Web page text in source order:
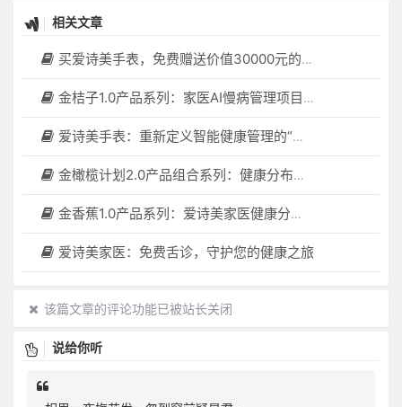
相关文章
买爱诗美手表，免费赠送价值30000元的数智化门店系统一套（含硬件）
金桔子1.0产品系列：家医AI慢病管理项目全国招募区域合伙人，低投入，高回报，长收益
爱诗美手表：重新定义智能健康管理的“医疗级守护者”
金橄榄计划2.0产品组合系列：健康分布机（健康一体机）+慢病管理系统，可落地在健康小屋，社区服务中心等等
金香蕉1.0产品系列：爱诗美家医健康分布机，健康一体机，社区服务中心，药店，健康小屋都需要
爱诗美家医：免费舌诊，守护您的健康之旅
该篇文章的评论功能已被站长关闭
说给你听